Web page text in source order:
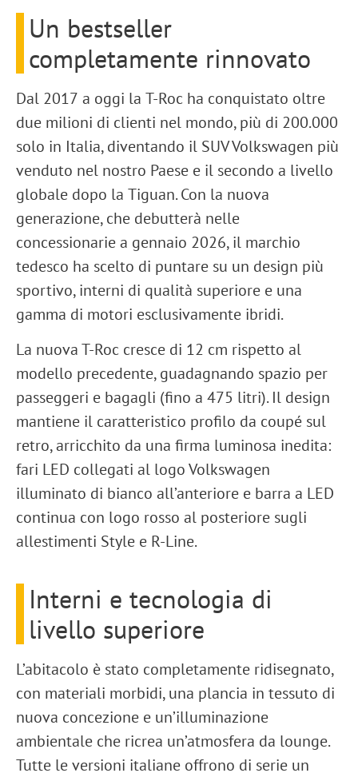
Un bestseller
completamente rinnovato
Dal 2017 a oggi la T-Roc ha conquistato oltre
due milioni di clienti nel mondo, più di 200.000
solo in Italia, diventando il SUV Volkswagen più
venduto nel nostro Paese e il secondo a livello
globale dopo la Tiguan. Con la nuova
generazione, che debutterà nelle
concessionarie a gennaio 2026, il marchio
tedesco ha scelto di puntare su un design più
sportivo,interni di qualità superiore e una
gamma di motori esclusivamente ibridi.
La nuova T-Roc cresce di 12 cm rispetto al
modello precedente, guadagnando spazio per
passeggeri e bagagli (fino a 475 litri). Il design
mantiene il caratteristico profilo da coupé sul
retro, arricchito da una firma luminosa inedita:
fari LED collegati al logo Volkswagen
illuminato di bianco all’anteriore e barra a LED
continua con logo rosso al posteriore sugli
allestimenti Style e R-Line.
Interni e tecnologia di
livello superiore
L’abitacolo è stato completamente ridisegnato,
con materiali morbidi, una plancia in tessuto di
nuova concezione e un’illuminazione
ambientale che ricrea un’atmosfera da lounge.
Tutte le versioni italiane offrono di serie un